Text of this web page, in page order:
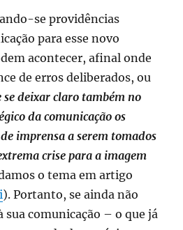
se providências
para esse novo
acontecer, afinal onde
de erros deliberados, ou
se deixar claro também no
da comunicação os
de imprensa a serem tomados
crise para a imagem
o tema em artigo
). Portanto, se ainda não
sua comunicação – o que já